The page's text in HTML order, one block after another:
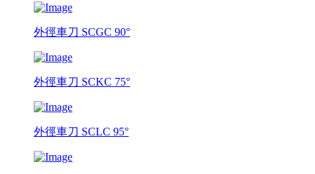
外徑車刀 SCGC 90°
外徑車刀 SCKC 75°
外徑車刀 SCLC 95°